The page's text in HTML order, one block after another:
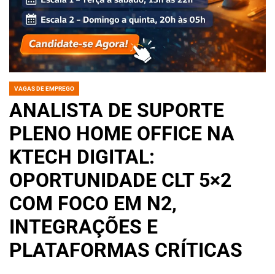
POSTED
VAGAS DE EMPREGO
ANALISTA DE SUPORTE
PLENO HOME OFFICE NA
KTECH DIGITAL:
OPORTUNIDADE CLT 5×2
COM FOCO EM N2,
INTEGRAÇÕES E
PLATAFORMAS CRÍTICAS